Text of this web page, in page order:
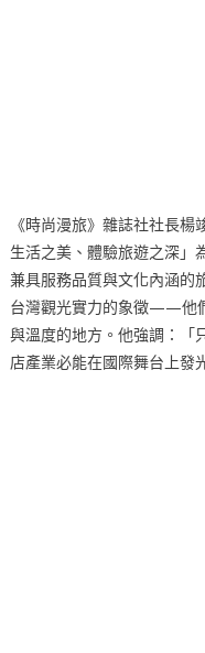
《時尚漫旅》雜誌社社長
生活之美、體驗旅遊之深」
兼具服務品質與文化內涵的
台灣觀光實力的象徵——他
與溫度的地方。他強調：「
店產業必能在國際舞台上發